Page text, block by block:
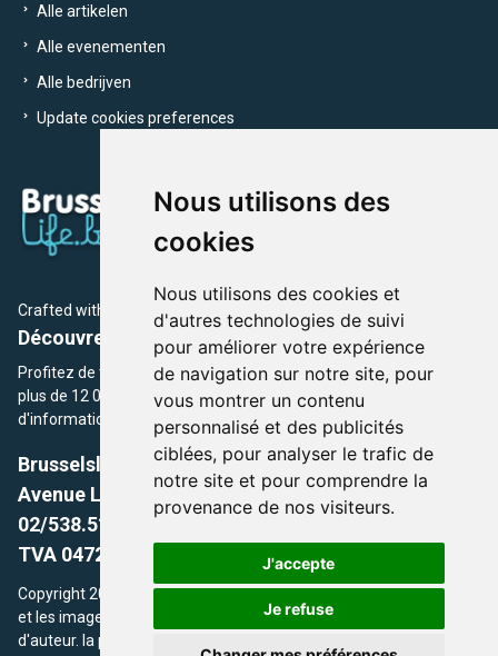
Nous utilisons des
cookies
Nous utilisons des cookies et
d'autres technologies de suivi
pour améliorer votre expérience
de navigation sur notre site, pour
vous montrer un contenu
personnalisé et des publicités
ciblées, pour analyser le trafic de
notre site et pour comprendre la
provenance de nos visiteurs.
J'accepte
Je refuse
Alle artikelen
Alle evenementen
Alle bedrijven
Update cookies preferences
Crafted with by Brusselslife Team
Découvrez plus de 12 000 adresses et événements
Profitez de toutes les sections de BrusselsLife.be et découvrez
plus de 12 000 adresses et un grand choix d'événements,
d'informations et de conseils et astuces de notre écriture.
Brusselslife.be
Avenue Louise, 500 -1050 Ixelles, Brussels,
02/538.51.49.
TVA 0472.281.221
Copyright 2026 © Brusselslife.be Tous droits réservés. Le contenu
et les images utilisés sur ce site sont protégés par le droit
d'auteur. la propriétaires respectifs.